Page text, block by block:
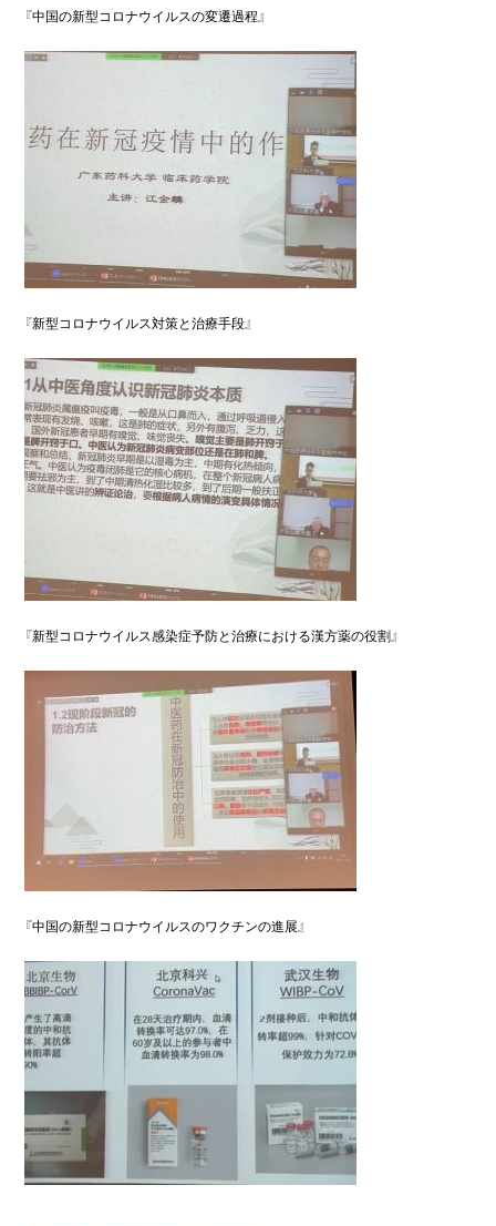
『中国の新型コロナウイルスの変遷過程』
『新型コロナウイルス対策と治療手段』
『新型コロナウイルス感染症予防と治療における漢方薬の役割』
『中国の新型コロナウイルスのワクチンの進展』